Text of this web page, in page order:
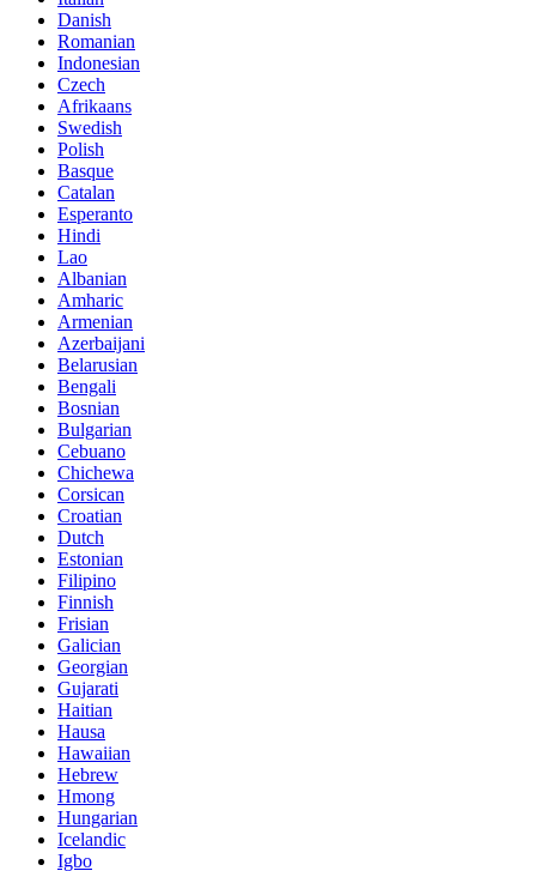
Danish
Romanian
Indonesian
Czech
Afrikaans
Swedish
Polish
Basque
Catalan
Esperanto
Hindi
Lao
Albanian
Amharic
Armenian
Azerbaijani
Belarusian
Bengali
Bosnian
Bulgarian
Cebuano
Chichewa
Corsican
Croatian
Dutch
Estonian
Filipino
Finnish
Frisian
Galician
Georgian
Gujarati
Haitian
Hausa
Hawaiian
Hebrew
Hmong
Hungarian
Icelandic
Igbo